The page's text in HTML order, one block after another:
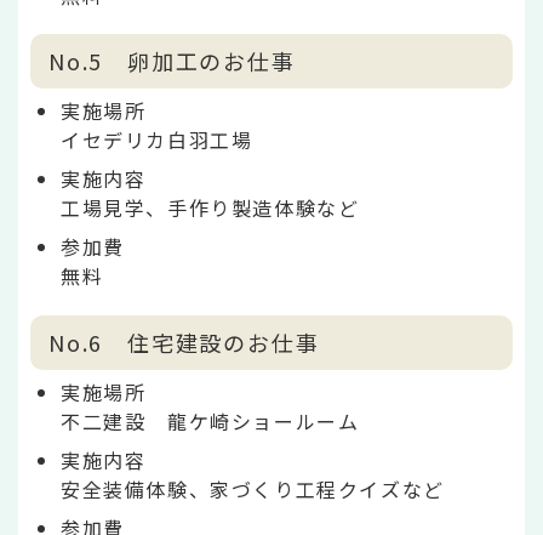
No.5 卵加工のお仕事
実施場所
イセデリカ白羽工場
実施内容
工場見学、手作り製造体験など
参加費
無料
No.6 住宅建設のお仕事
実施場所
不二建設 龍ケ崎ショールーム
実施内容
安全装備体験、家づくり工程クイズなど
参加費